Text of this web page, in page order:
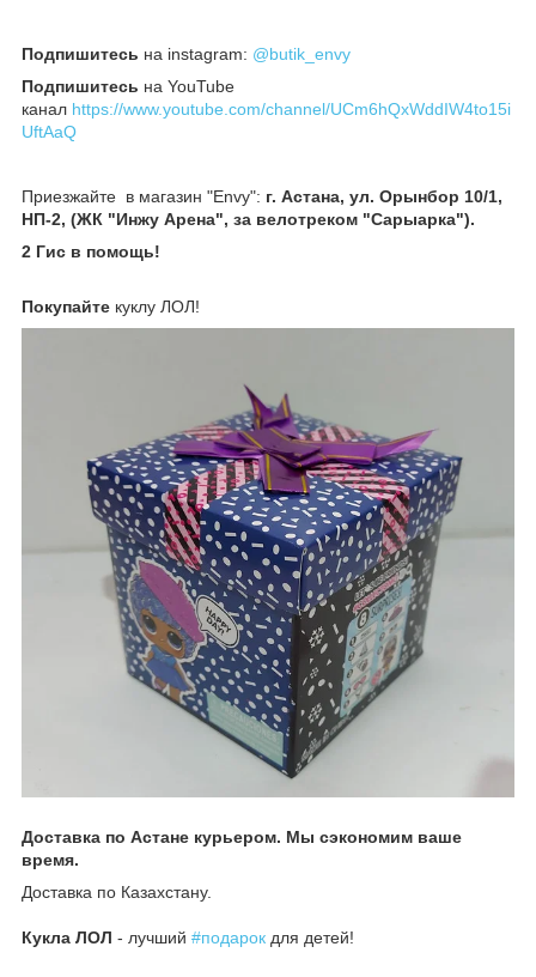
Подпишитесь на instagram: @butik_envy
Подпишитесь на YouTube
канал https://www.youtube.com/channel/UCm6hQxWddIW4to15i
UftAaQ
Приезжайте в магазин "Envy": г. Астана, ул. Орынбор 10/1,
НП-2, (ЖК "Инжу Арена", за велотреком "Сарыарка").
2 Гис в помощь!
Покупайте куклу ЛОЛ!
Доставка по Астане курьером. Мы сэкономим ваше
время.
Доставка по Казахстану.
Кукла ЛОЛ - лучший #подарок для детей!